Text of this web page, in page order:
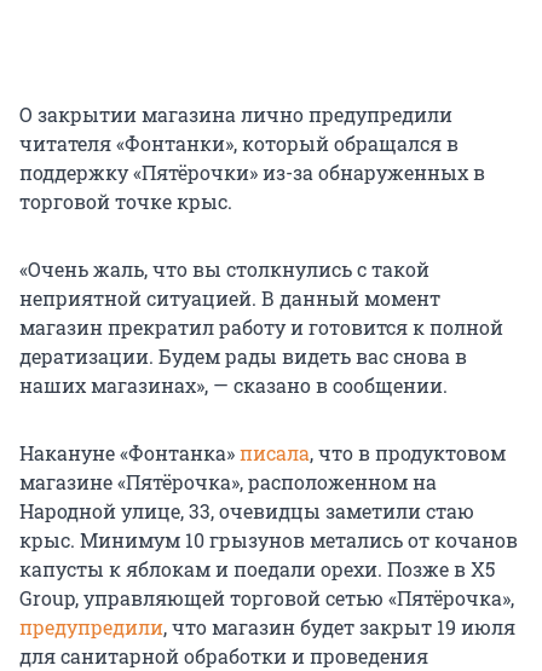
О закрытии магазина лично предупредили
читателя «Фонтанки», который обращался в
поддержку «Пятёрочки» из-за обнаруженных в
торговой точке крыс.
«Очень жаль, что вы столкнулись с такой
неприятной ситуацией. В данный момент
магазин прекратил работу и готовится к полной
дератизации. Будем рады видеть вас снова в
наших магазинах», — сказано в сообщении.
Накануне «Фонтанка»писала, что в продуктовом
магазине «Пятёрочка», расположенном на
Народной улице, 33, очевидцы заметили стаю
крыс. Минимум 10 грызунов метались от кочанов
капусты к яблокам и поедали орехи. Позже в X5
Group, управляющей торговой сетью «Пятёрочка»,
предупредили, что магазин будет закрыт 19 июля
для санитарной обработки и проведения